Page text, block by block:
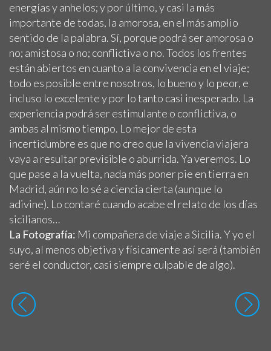
energías y anhelos; y por último, y casi la más
importante de todas, la amorosa, en el más amplio
sentido de la palabra. Sí, porque podrá ser amorosa o
no; amistosa o no; conflictiva o no. Todos los frentes
están abiertos en cuanto a la convivencia en el viaje;
todo es posible entre nosotros, lo bueno y lo peor, e
incluso lo excelente y por lo tanto casi inesperado. La
experiencia podrá ser estimulante o conflictiva, o
ambas al mismo tiempo. Lo mejor de esta
incertidumbre es que no creo que la vivencia viajera
vaya a resultar previsible o aburrida. Ya veremos. Lo
que pase a la vuelta, nada más poner pie en tierra en
Madrid, aún no lo sé a ciencia cierta (aunque lo
adivine). Lo contaré cuando acabe el relato de los días
sicilianos…
La Fotografía: Mi compañera de viaje a Sicilia. Y yo el
suyo, al menos objetiva y físicamente así será (también
seré el conductor, casi siempre culpable de algo).